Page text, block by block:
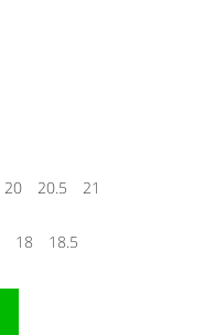
20 20.5 21
18 18.5